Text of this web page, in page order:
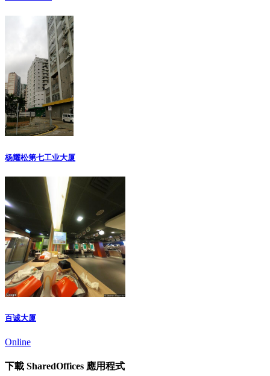
杨耀松第七工业大厦
百诚大厦
Online
下載 SharedOffices 應用程式